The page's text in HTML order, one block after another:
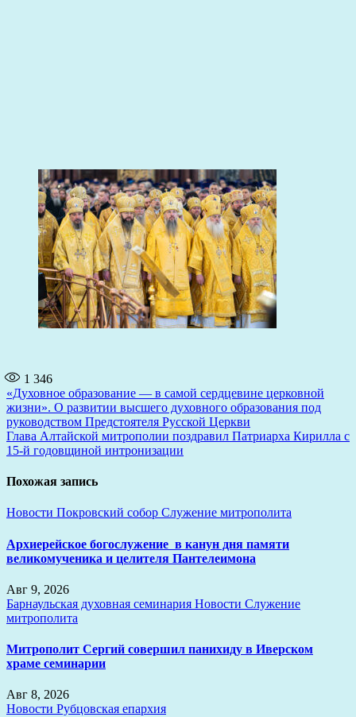
1 346
Навигация
по
записям
«Духовное образование — в самой сердцевине церковной
жизни». О развитии высшего духовного образования под
руководством Предстоятеля Русской Церкви
Глава Алтайской митрополии поздравил Патриарха Кирилла с
15-й годовщиной интронизации
Похожая запись
Новости Покровский собор Служение митрополита
Архиерейское богослужение в канун дня памяти
великомученика и целителя Пантелеимона
Авг 9, 2026
Барнаульская духовная семинария Новости Служение
митрополита
Митрополит Сергий совершил панихиду в Иверском
храме семинарии
Авг 8, 2026
Новости Рубцовская епархия